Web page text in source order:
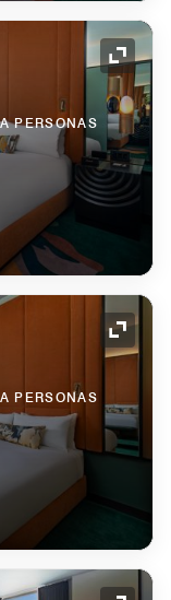
Icono
PERSONAS
Icono
PERSONAS